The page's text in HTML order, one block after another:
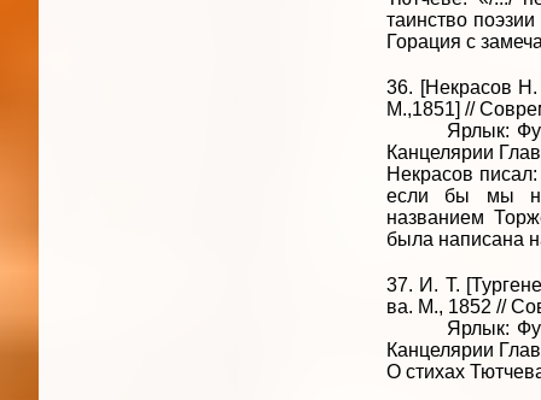
таинство
Горация с
36. [Некрасов
М.,1851] //
Ярлык:
Канцелярии
Некрасов
если бы мы не
названием
была написана
37. И. Т.
ва. М., 1852 //
Ярлык:
Канцелярии
О стихах